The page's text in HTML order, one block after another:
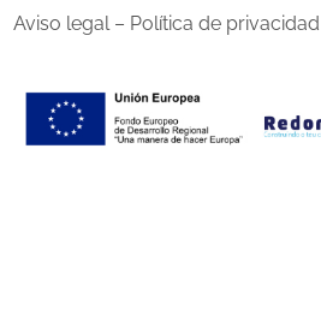
Aviso legal – Política de